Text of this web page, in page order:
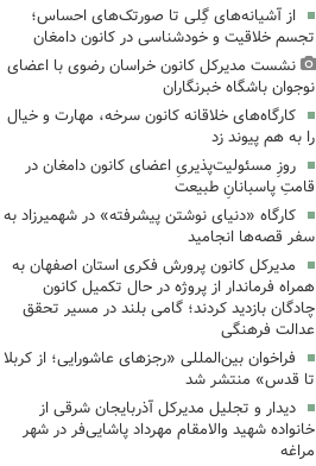
از آشیانه‌های گِلی تا صورتک‌های احساس؛
تجسم خلاقیت و خودشناسی در کانون دامغان
نشست مدیرکل کانون خراسان رضوی با اعضای
نوجوان باشگاه خبرنگاران
کارگاه‌های خلاقانه کانون سرخه، مهارت و خیال
را به هم پیوند زد
روزِ مسئولیت‌پذیریِ اعضای کانون دامغان در
قامتِ پاسبانانِ طبیعت
کارگاه «دنیای نوشتن پیشرفته» در شهمیرزاد به
سفر قصه‌ها انجامید
مدیرکل کانون پرورش فکری استان اصفهان به
همراه فرماندار از پروژه در حال تکمیل کانون
چادگان بازدید کردند؛ گامی بلند در مسیر تحقق
عدالت فرهنگی
فراخوان بین‌المللی «رجزهای عاشورایی؛ از کربلا
تا قدس» منتشر شد
دیدار و تجلیل مدیرکل آذربایجان شرقی از
خانواده شهید والامقام مهرداد پاشایی‌فر در شهر
مراغه